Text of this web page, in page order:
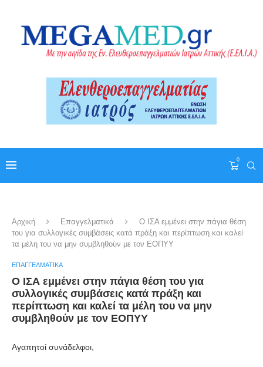
0
Αρχική Επαγγελματικά
Ο ΙΣΑ εμμένει στην πάγια θέση
του για συλλογικές συμβάσεις κατά πράξη και περίπτωση και καλεί
τα μέλη του να μην συμβληθούν με τον ΕΟΠΥΥ
ΕΠΑΓΓΕΛΜΑΤΙΚΆ
Ο ΙΣΑ εμμένει στην πάγια θέση του για
συλλογικές συμβάσεις κατά πράξη και
περίπτωση και καλεί τα μέλη του να μην
συμβληθούν με τον ΕΟΠΥΥ
Αγαπητοί συνάδελφοι,